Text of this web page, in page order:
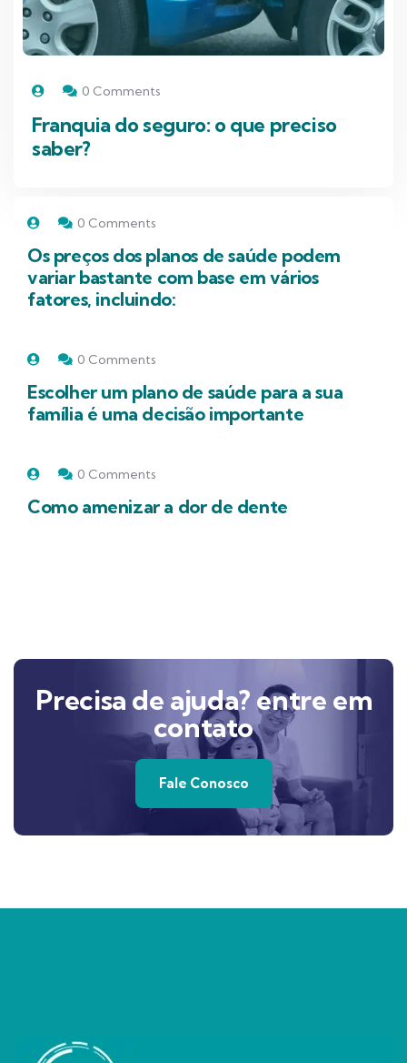
0 Comments
Franquia do seguro: o que preciso
saber?
0 Comments
Os preços dos planos de saúde podem
variar bastante com base em vários
fatores, incluindo:
0 Comments
Escolher um plano de saúde para a sua
família é uma decisão importante
0 Comments
Como amenizar a dor de dente
Precisa de ajuda? entre em
contato
Fale Conosco